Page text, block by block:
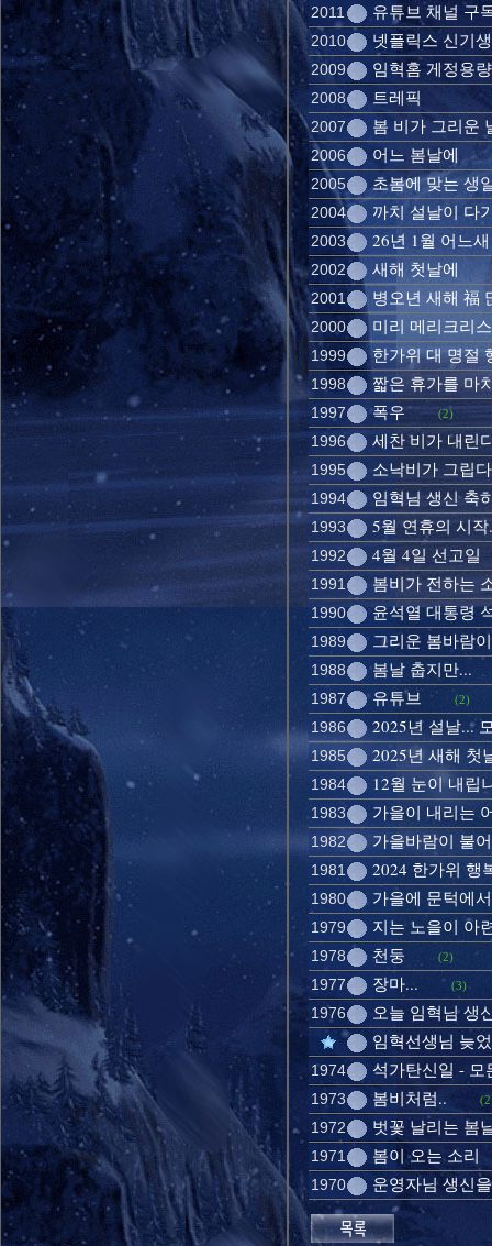
2011 유튜브 채널 구
2010 넷플릭스 신기
2009 임혁홈 게정용량
2008 트레픽
2007 봄 비가 그리운
2006 어느 봄날에
2005 초봄에 맞는 생
2004 까치 설날이 다
2003 26년 1월 어느새
2002 새해 첫날에
2001 병오년 새해 福
2000 미리 메리크리
1999 한가위 대 명절
1998 짧은 휴가를 마
1997 폭우 (2)
1996 세찬 비가 내린
1995 소낙비가 그립다
1994 임혁님 생신 축
1993 5월 연휴의 시작
1992 4월 4일 선고일
1991 봄비가 전하는
1990 윤석열 대통령
1989 그리운 봄바람
1988 봄날 춥지만...
1987 유튜브 (2)
1986 2025년 설날...
1985 2025년 새해 첫
1984 12월 눈이 내립
1983 가을이 내리는
1982 가을바람이 불
1981 2024 한가위 행
1980 가을에 문턱에서
1979 지는 노을이 아
1978 천둥 (2)
1977 장마... (3)
1976
오늘 임혁님 생
임혁선생님 늦
1974 석가탄신일 -
1973 봄비처럼..
1972 벗꽃 날리는 봄
1971 봄이 오는 소리
1970 운영자님 생신